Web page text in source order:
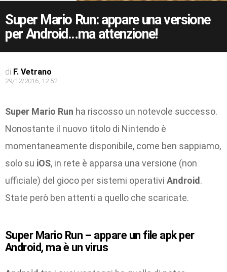
Super Mario Run: appare una versione
per Android…ma attenzione!
di F. Vetrano
29/12/2016, 12:52
Super Mario Run ha riscosso un notevole successo.
Nonostante il nuovo titolo di Nintendo è
momentaneamente disponibile, come ben sappiamo,
solo su iOS, in rete è apparsa una versione (non
ufficiale) del gioco per sistemi operativi Android.
State però ben attenti a quello che scaricate.
Super Mario Run – appare un file apk per
Android, ma è un virus